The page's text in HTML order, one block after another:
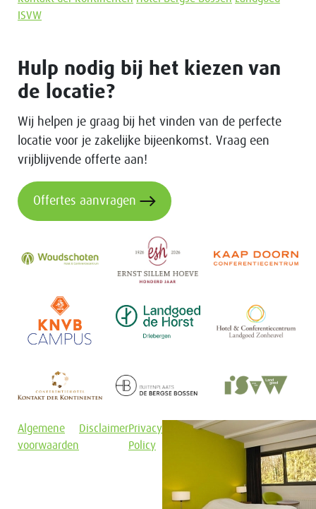
ISVW
Hulp nodig bij het kiezen van
de locatie?
Wij helpen je graag bij het vinden van de perfecte
locatie voor je zakelijke bijeenkomst. Vraag een
vrijblijvende offerte aan!
Offertes aanvragen
Algemene
voorwaarden
DisclaimerPrivacy
Policy